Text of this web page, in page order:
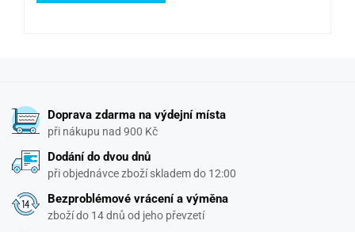
Doprava zdarma na výdejní místa
při nákupu nad 900 Kč
Dodání do dvou dnů
při objednávce zboží skladem do 12:00
Bezproblémové vrácení a výměna
zboží do 14 dnů od jeho převzetí